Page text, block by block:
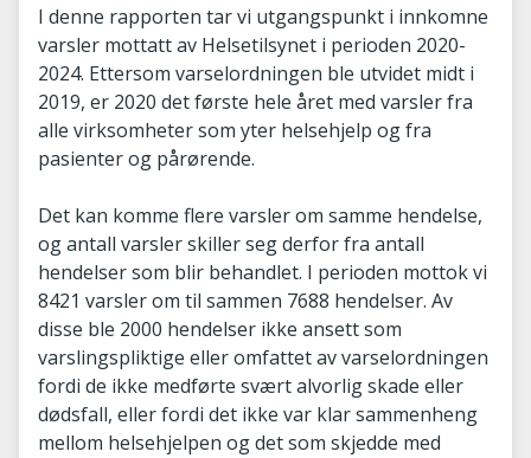
I denne rapporten tar vi utgangspunkt i innkomne
varsler mottatt av Helsetilsynet i perioden 2020-
2024. Ettersom varselordningen ble utvidet midt i
2019, er 2020 det første hele året med varsler fra
alle virksomheter som yter helsehjelp og fra
pasienter og pårørende.
Det kan komme flere varsler om samme hendelse,
og antall varsler skiller seg derfor fra antall
hendelser som blir behandlet. I perioden mottok vi
8421 varsler om til sammen 7688 hendelser. Av
disse ble 2000 hendelser ikke ansett som
varslingspliktige eller omfattet av varselordningen
fordi de ikke medførte svært alvorlig skade eller
dødsfall, eller fordi det ikke var klar sammenheng
mellom helsehjelpen og det som skjedde med